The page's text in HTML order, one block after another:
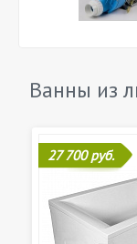
Ванны из
27 700 руб.